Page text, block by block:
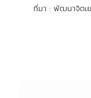
ที่มา : พัฒนาจิตเ